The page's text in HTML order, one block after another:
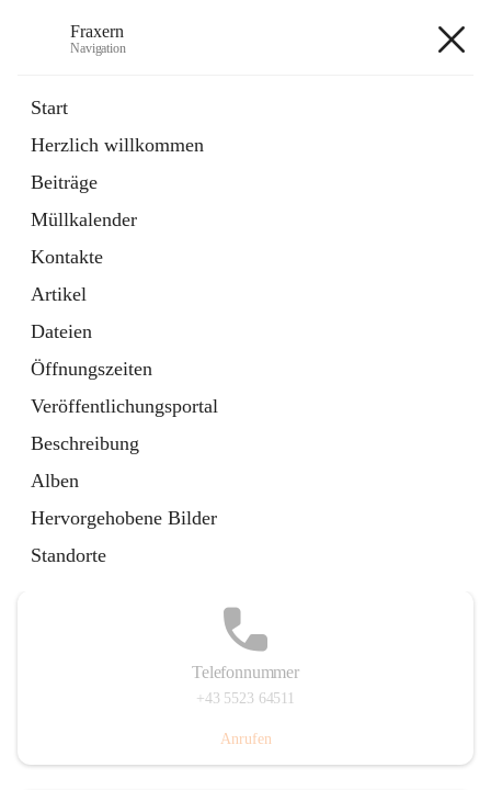
Fraxern
Navigation
Start
Herzlich willkommen
Beiträge
Müllkalender
Kontakte
Artikel
Dateien
Öffnungszeiten
Veröffentlichungsportal
Beschreibung
Alben
Hervorgehobene Bilder
Standorte
Ordner
in
Tab
Formulare
Artikel
öffnet
in
neuem
Tab
Telefonnummer
+43 5523 64511
Anrufen